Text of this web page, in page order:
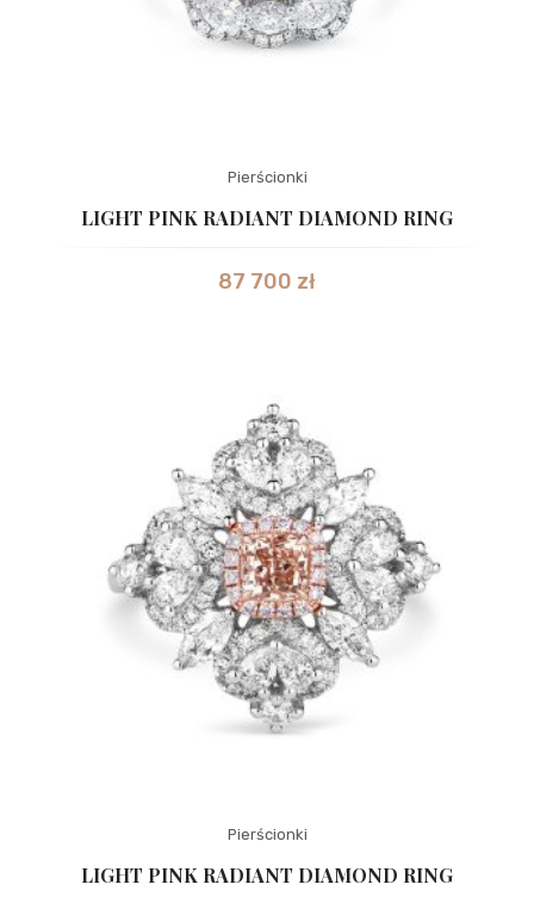
Pierścionki
LIGHT PINK RADIANT DIAMOND RING
87 700 zł
Pierścionki
LIGHT PINK RADIANT DIAMOND RING